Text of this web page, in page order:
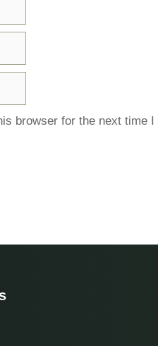
browser for the next time I